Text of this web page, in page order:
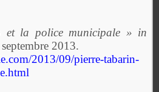
et la police municipale » in
2013.
2013/09/pierre-tabarin-